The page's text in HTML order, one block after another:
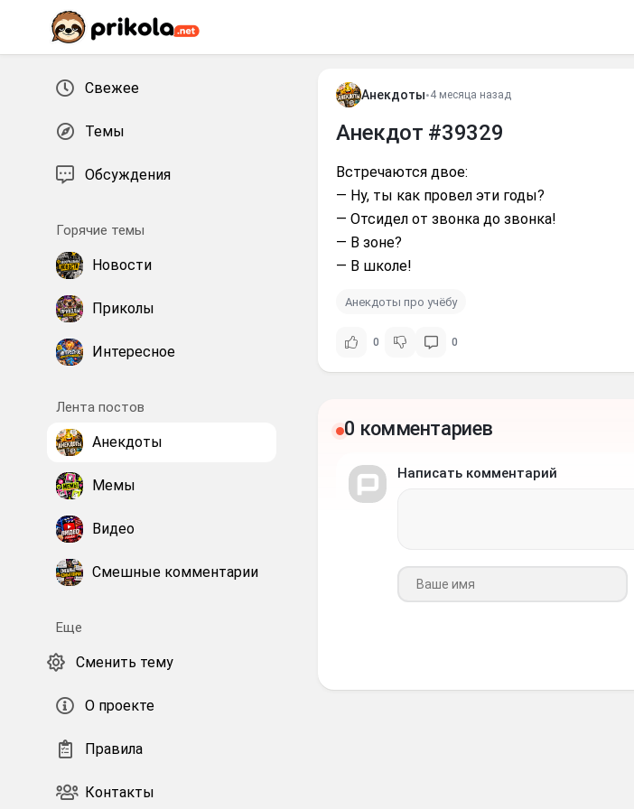
Перейти к контенту
Свежее
Темы
Обсуждения
Горячие темы
Новости
Приколы
Интересное
Лента постов
Анекдоты
Мемы
Видео
Смешные комментарии
Еще
Сменить тему
О проекте
Правила
Контакты
Анекдоты•4 месяца назад
Анекдот #39329
Встречаются двое:
— Ну, ты как провел эти годы?
— Отсидел от звонка до звонка!
— В зоне?
— В школе!
Анекдоты про учёбу
0 0
0 комментариев
Написать комментарий
Ваше имя